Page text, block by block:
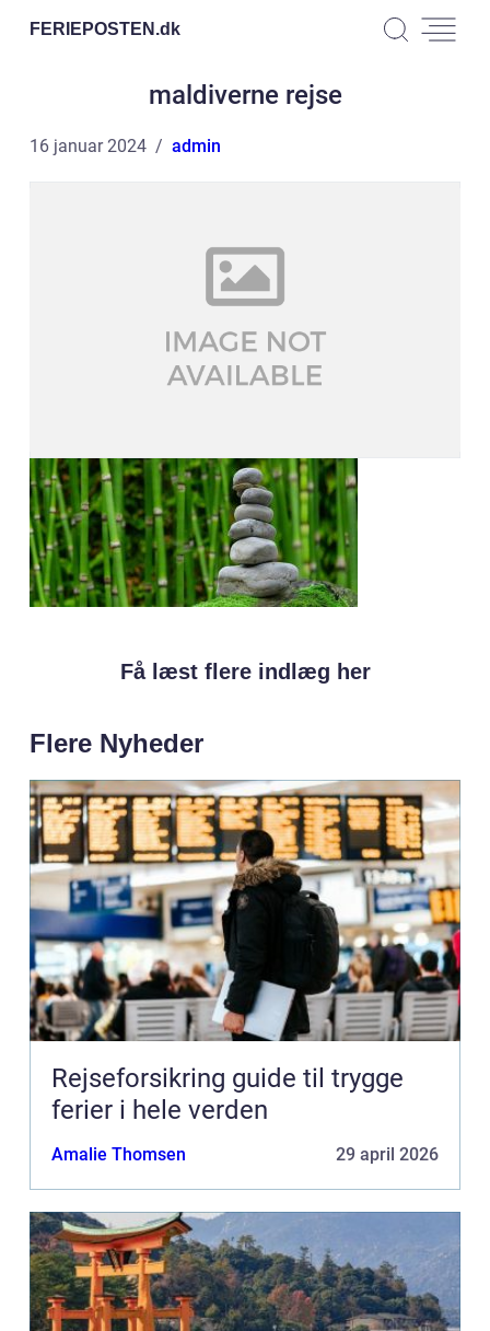
FERIEPOSTEN.dk
maldiverne rejse
16 januar 2024 admin
Få læst flere indlæg her
Flere Nyheder
Rejseforsikring guide til trygge
ferier i hele verden
Amalie Thomsen 29 april 2026